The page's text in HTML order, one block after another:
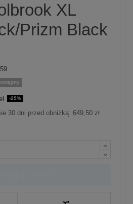
XL
Prizm Black
-25%
30 dni przed obniżką: 649,50 zł